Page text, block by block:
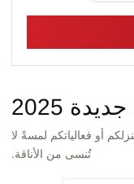
2025
أو فعالياتكم لمسةً لا
تُنسى من الأناقة.